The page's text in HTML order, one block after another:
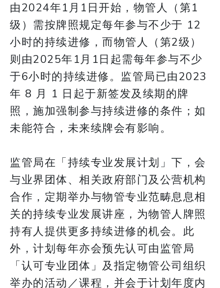
由2024年1月1日开始，物管人（第1
级）需按牌照规定每年参与不少于 12
小时的持续进修，而物管人（第2级）
则由2025年1月1日起需每年参与不少
于6小时的持续进修。监管局已由2023
年 8 月 1 日起于新签发及续期的牌
照，施加强制参与持续进修的条件；如
未能符合，未来续牌会有影响。
监管局在「持续专业发展计划」下，会
与业界团体、相关政府部门及公营机构
合作，定期举办与物管专业范畴息息相
关的持续专业发展讲座，为物管人牌照
持有人提供更多持续进修的机会。此
外，计划每年亦会预先认可由监管局
「认可专业团体」及指定物管公司组织
举办的活动／课程，并会于计划年度内